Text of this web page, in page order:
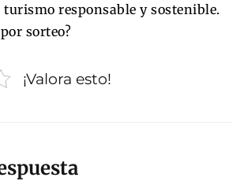
turismo responsable y sostenible.
sorteo?
¡Valora esto!